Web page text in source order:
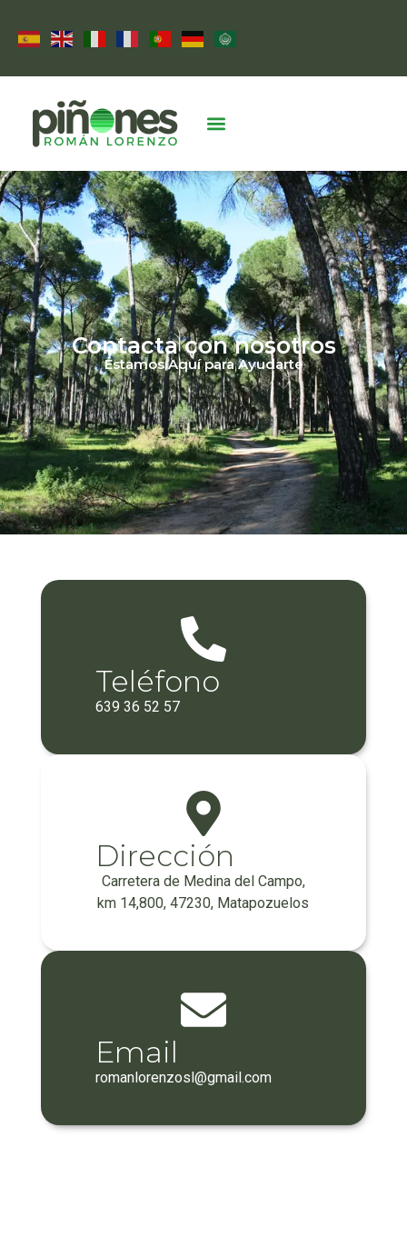
Contacta con nosotros
Estamos Aquí para Ayudarte
Teléfono
639 36 52 57
Dirección
Carretera de Medina del Campo,
km 14,800, 47230, Matapozuelos
Email
romanlorenzosl@gmail.com